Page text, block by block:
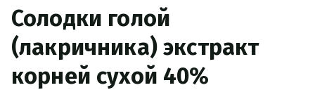
Солодки голой
(лакричника) экстракт
корней сухой 40%